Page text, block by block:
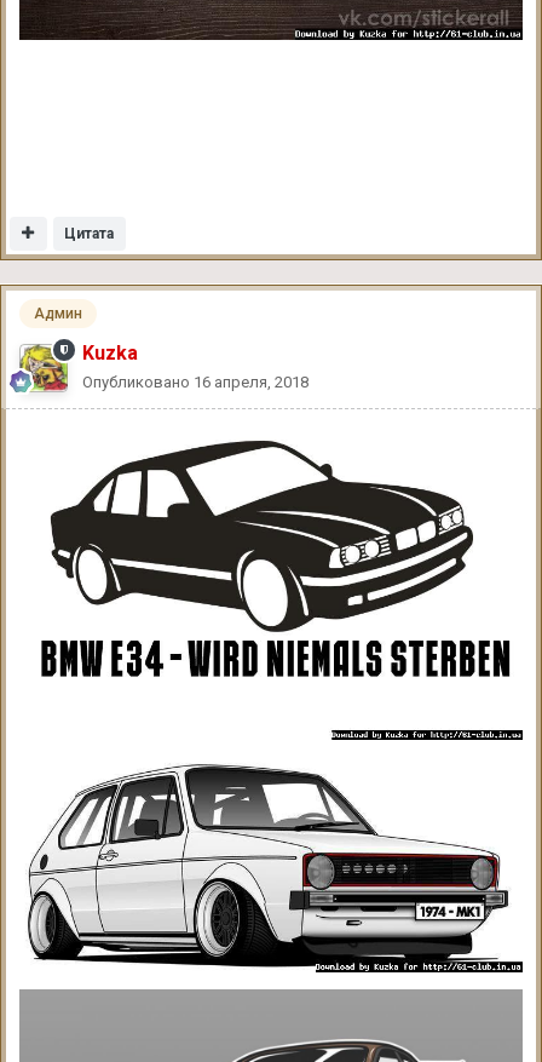
Цитата
Админ
Kuzka
Опубликовано 16 апреля, 2018